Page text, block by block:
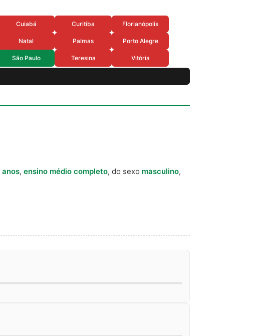
Cuiabá Curitiba Florianópolis
Natal Palmas Porto Alegre
São Paulo Teresina Vitória
anos, ensino médio completo, do sexo masculino,